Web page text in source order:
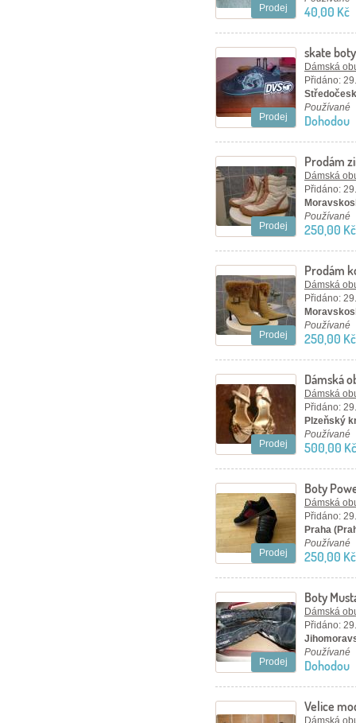
Prodej 40,00 Kč
Prodej
skate
Dámská
Přidáno:
Používané
Dohodou
Prodej
Prodám
Dámská
Přidáno:
Používané
250,00 Kč
Prodej
Prodám
Dámská
Přidáno:
Používané
250,00 Kč
Prodej
Dámská
Dámská
Přidáno:
Plzeňský
Používané
500,00 Kč
Prodej
Boty
Dámská
Přidáno:
Praha
Používané
250,00 Kč
Prodej
Boty
Dámská
Přidáno:
Používané
Dohodou
Velice
Dámská